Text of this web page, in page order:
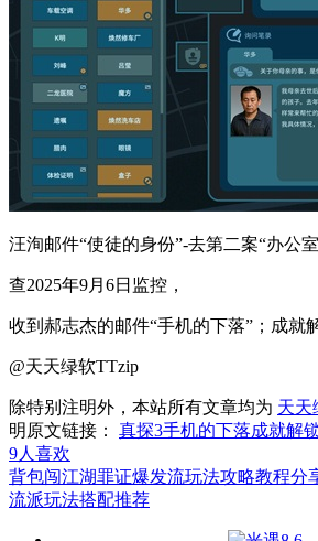
汪洵邮件“使徒的身份”-去第二案“办公室
查2025年9月6日监控，
收到郝志杰的邮件“手机的下落”；成就
@天天绿软TTzip
除特别注明外，本站所有文章均为 天天
明原文链接： 真探3手机的下落成就解
9人喜欢
背包闯江湖罪证爆发流玩法攻略教程分
流派玩法搭配推荐